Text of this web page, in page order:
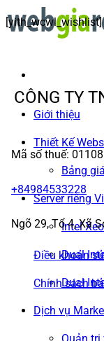
Giới thiệu
Thiết Kế
Bảng
Server riêng
Intel
Dual
Dual
Dịch vụ
[yith_wcwl_wishlist]
CÔNG TY
Mã số thuế:
+84984533228
Ngõ 29, Tổ 4, Xã
Điều khoản
Chính sách